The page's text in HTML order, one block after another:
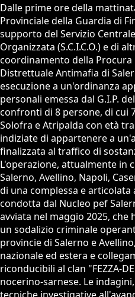
Dalle prime ore della
Provinciale della Guardia di
supporto del Servizio
Organizzata (S.C.I.C.O.) e di
coordinamento della Procura
Distrettuale Antimafia di
esecuzione a un'ordinanza
personali emessa dal G.I.P.
confronti di 8 persone, di cui
Solofra e Atripalda con età
indiziate di appartenere a
finalizzata al traffico di
L'operazione, attualmente in
Salerno, Avellino, Napoli,
di una complessa e
condotta dal Nucleo pef
avviata nel maggio 2025,
un sodalizio criminale
provincie di Salerno e
nazionale ed estera e
riconducibili al clan "FEZZA-
nocerino-sarnese. Le